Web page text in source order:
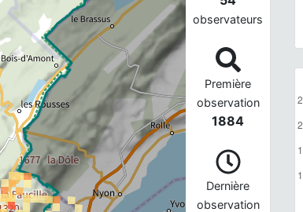
observateurs
Première
observation
1884
Dernière
observation